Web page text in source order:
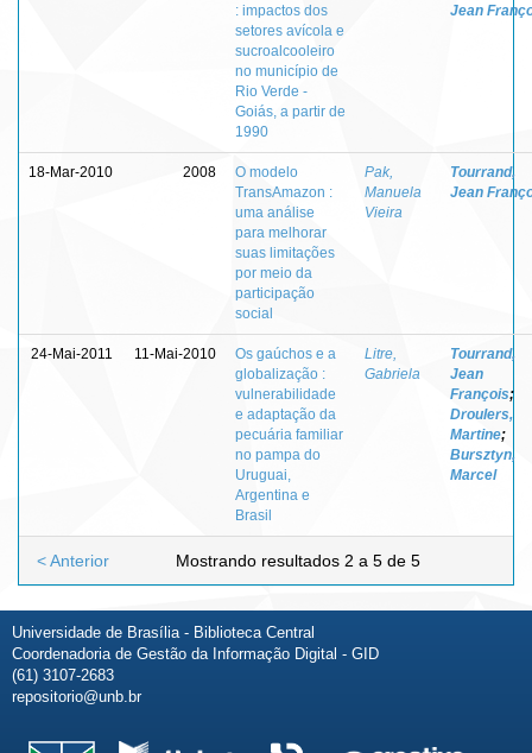
: impactos dos
setores avícola e
sucroalcooleiro
no município de
Rio Verde -
Goiás, a partir de
1990
Jean
18-Mar-2010 2008
O modelo
TransAmazon :
uma análise
para melhorar
suas limitações
por meio da
participação
social
Pak,
Manuela
Vieira
Tourrand,
Jean
24-Mai-2011 11-Mai-2010
Os gaúchos e a
globalização :
vulnerabilidade
e adaptação da
pecuária familiar
no pampa do
Uruguai,
Argentina e
Brasil
Litre,
Gabriela
Tourrand,
Jean
François;
Droulers,
Martine;
Bursztyn,
Marcel
Mostrando resultados 2 a 5 de 5
< Anterior
Universidade de Brasília - Biblioteca Central
Coordenadoria de Gestão da Informação Digital - GID
(61) 3107-2683
repositorio@unb.br